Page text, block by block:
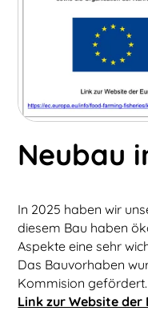
Neubau
In 2025 haben wir
diesem Bau haben
Aspekte eine sehr
Das Bauvorhaben
Kommision gefördert.
Link zur Website der